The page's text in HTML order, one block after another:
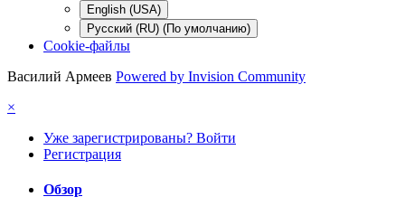
English (USA)
Русский (RU) (По умолчанию)
Cookie-файлы
Василий Армеев Powered by Invision Community
×
Уже зарегистрированы? Войти
Регистрация
Обзор